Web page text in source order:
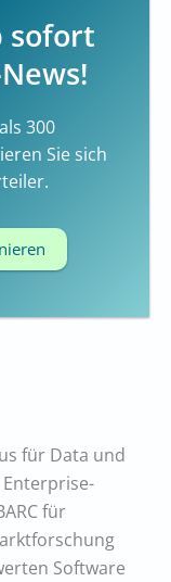
sofort
300
Sie sich
für Data und
für
Software